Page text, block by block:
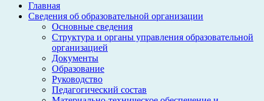
Главная
Сведения об образовательной организации
Основные сведения
Структура и органы управления образовательной
организацией
Документы
Образование
Руководство
Педагогический состав